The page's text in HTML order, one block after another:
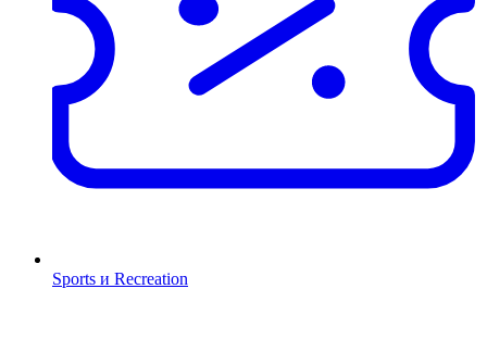
Sports и Recreation